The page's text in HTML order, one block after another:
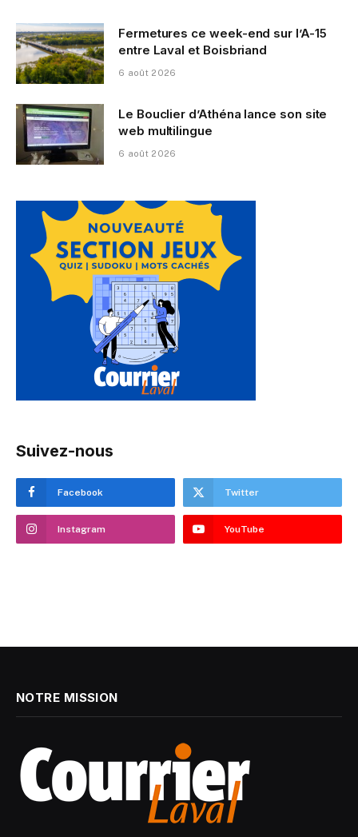
Fermetures ce week-end sur l’A-15
entre Laval et Boisbriand
6 août 2026
Le Bouclier d’Athéna lance son site
web multilingue
6 août 2026
Suivez-nous
Facebook Twitter
Instagram YouTube
NOTRE MISSION